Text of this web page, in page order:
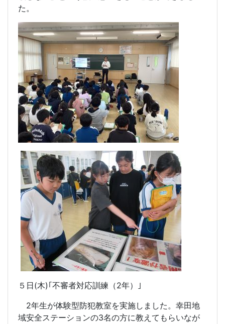
た。
５日(木) ｢不審者対応訓練（2年）｣
2年生が体験型防犯教室を実施しました。幸田地
域安全ステーションの3名の方に教えてもらいなが